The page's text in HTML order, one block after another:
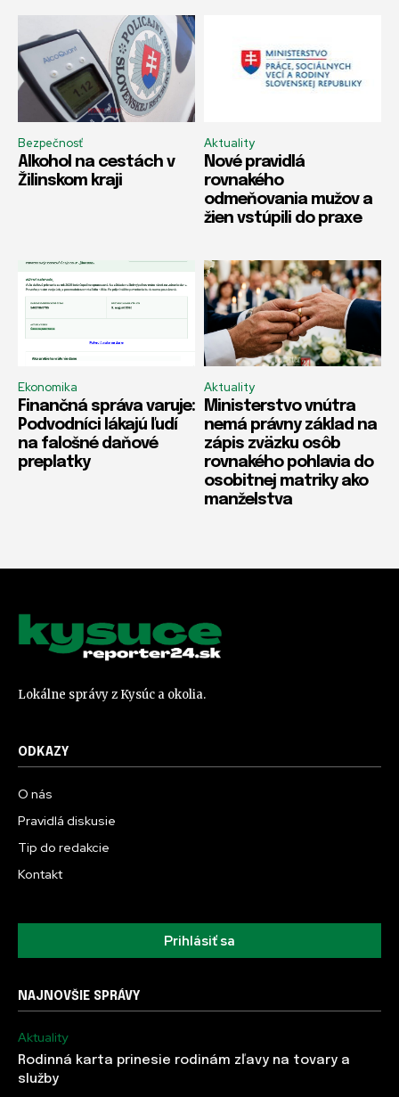
Bezpečnosť
Alkohol na cestách v
Žilinskom kraji
Aktuality
Nové pravidlá
rovnakého
odmeňovania mužov a
žien vstúpili do praxe
Ekonomika
Finančná správa varuje:
Podvodníci lákajú ľudí
na falošné daňové
preplatky
Aktuality
Ministerstvo vnútra
nemá právny základ na
zápis zväzku osôb
rovnakého pohlavia do
osobitnej matriky ako
manželstva
Lokálne správy z Kysúc a okolia.
ODKAZY
O nás
Pravidlá diskusie
Tip do redakcie
Kontakt
Prihlásiť sa
NAJNOVŠIE SPRÁVY
Aktuality
Rodinná karta prinesie rodinám zľavy na tovary a
služby